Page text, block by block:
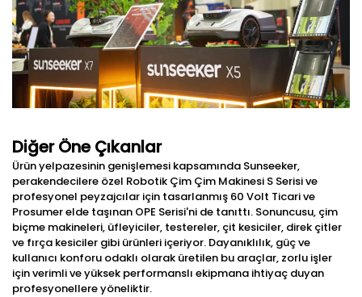
Diğer Öne Çıkanlar
Ürün yelpazesinin genişlemesi kapsamında Sunseeker,
perakendecilere özel Robotik Çim Çim Makinesi S Serisi ve
profesyonel peyzajcılar için tasarlanmış 60 Volt Ticari ve
Prosumer elde taşınan OPE Serisi'ni de tanıttı. Sonuncusu, çim
biçme makineleri, üfleyiciler, testereler, çit kesiciler, direk çitler
ve fırça kesiciler gibi ürünleri içeriyor. Dayanıklılık, güç ve
kullanıcı konforu odaklı olarak üretilen bu araçlar, zorlu işler
için verimli ve yüksek performanslı ekipmana ihtiyaç duyan
profesyonellere yöneliktir.